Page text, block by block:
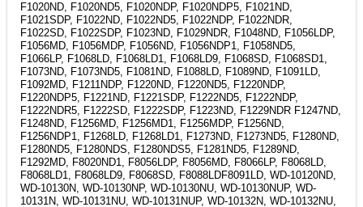
F1020ND, F1020ND5, F1020NDP, F1020NDP5, F1021ND,
F1021SDP, F1022ND, F1022ND5, F1022NDP, F1022NDR,
F1022SD, F1022SDP, F1023ND, F1029NDR, F1048ND, F1056LDP,
F1056MD, F1056MDP, F1056ND, F1056NDP1, F1058ND5,
F1066LP, F1068LD, F1068LD1, F1068LD9, F1068SD, F1068SD1,
F1073ND, F1073ND5, F1081ND, F1088LD, F1089ND, F1091LD,
F1092MD, F1211NDP, F1220ND, F1220ND5, F1220NDP,
F1220NDP5, F1221ND, F1221SDP, F1222ND5, F1222NDP,
F1222NDR5, F1222SD, F1222SDP, F1223ND, F1229NDR F1247ND,
F1248ND, F1256MD, F1256MD1, F1256MDP, F1256ND,
F1256NDP1, F1268LD, F1268LD1, F1273ND, F1273ND5, F1280ND,
F1280ND5, F1280NDS, F1280NDS5, F1281ND5, F1289ND,
F1292MD, F8020ND1, F8056LDP, F8056MD, F8066LP, F8068LD,
F8068LD1, F8068LD9, F8068SD, F8088LDF8091LD, WD-10120ND,
WD-10130N, WD-10130NP, WD-10130NU, WD-10130NUP, WD-
10131N, WD-10131NU, WD-10131NUP, WD-10132N, WD-10132NU,